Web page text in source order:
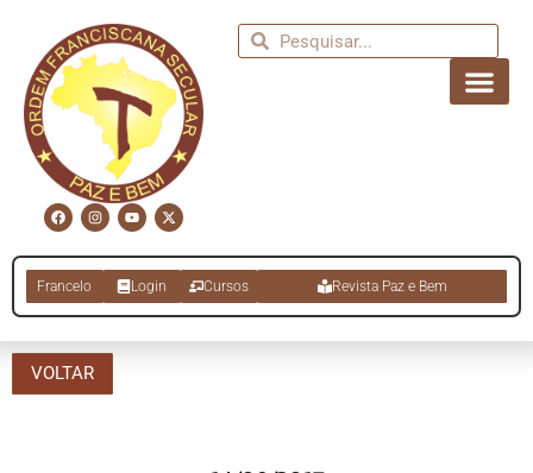
Francelo Login Cursos Revista Paz e Bem
VOLTAR